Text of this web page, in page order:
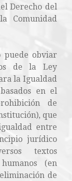
Derecho del
Comunidad
puede obviar
de la Ley
la Igualdad
en el
de
que
entre
jurídico
textos
(en
de